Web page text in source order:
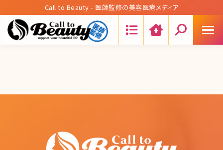
Call to Beauty - 医師監修の美容医療メディア